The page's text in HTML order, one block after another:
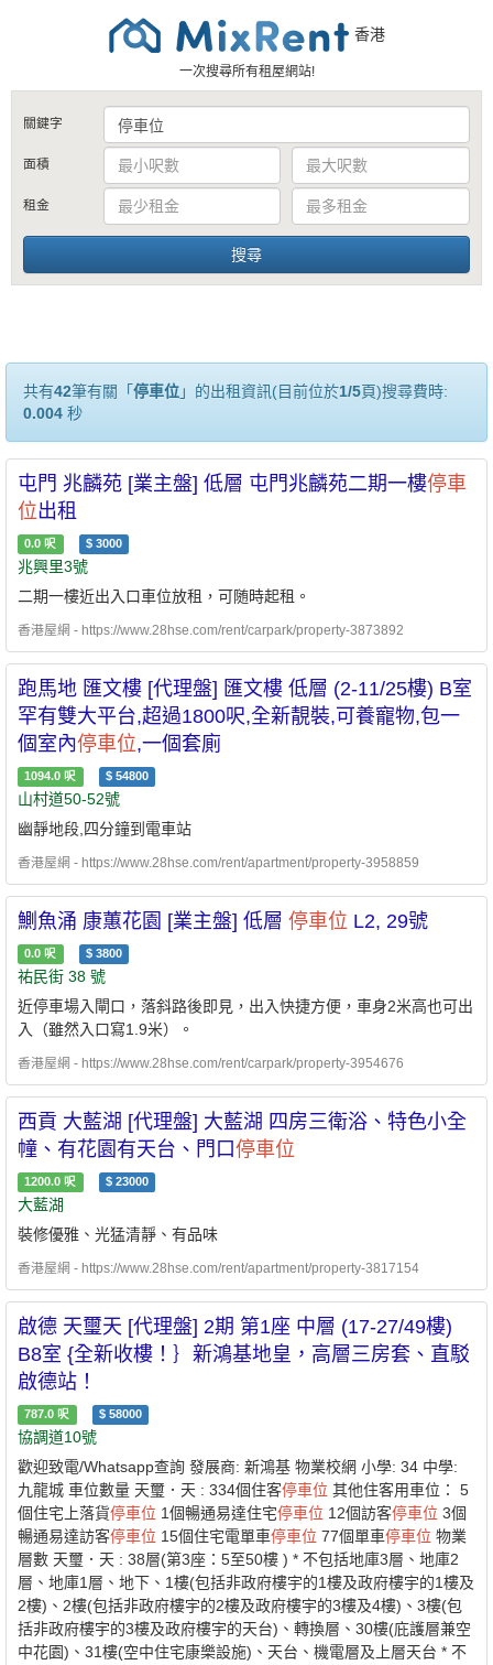
香港
一次搜尋所有租屋網站!
關鍵字
面積
租金
共有42筆有關「 停車位」的出租資訊(目前位於1/5頁)搜尋費時:
0.004 秒
屯門 兆麟苑 [業主盤] 低層 屯門兆麟苑二期一樓停車
位出租
0.0 呎 $ 3000
兆興里3號
二期一樓近出入口車位放租，可随時起租。
香港屋網 - https://www.28hse.com/rent/carpark/property-3873892
跑馬地 匯文樓 [代理盤] 匯文樓 低層 (2-11/25樓) B室
罕有雙大平台,超過1800呎,全新靚裝,可養寵物,包一
個室內停車位,一個套廁
1094.0 呎 $ 54800
山村道50-52號
幽靜地段,四分鐘到電車站
香港屋網 - https://www.28hse.com/rent/apartment/property-3958859
鰂魚涌 康蕙花園 [業主盤] 低層 停車位 L2, 29號
0.0 呎 $ 3800
祐民街 38 號
近停車場入閘口，落斜路後即見，出入快捷方便，車身2米高也可出
入（雖然入口寫1.9米）。
香港屋網 - https://www.28hse.com/rent/carpark/property-3954676
西貢 大藍湖 [代理盤] 大藍湖 四房三衛浴、特色小全
幢、有花園有天台、門口停車位
1200.0 呎 $ 23000
大藍湖
裝修優雅、光猛清靜、有品味
香港屋網 - https://www.28hse.com/rent/apartment/property-3817154
啟德 天璽天 [代理盤] 2期 第1座 中層 (17-27/49樓)
B8室 {全新收樓！｝新鴻基地皇，高層三房套、直駁
啟德站！
787.0 呎 $ 58000
協調道10號
歡迎致電/Whatsapp查詢 發展商: 新鴻基 物業校網 小學: 34 中學:
九龍城 車位數量 天璽．天 : 334個住客停車位 其他住客用車位： 5
個住宅上落貨停車位 1個暢通易達住宅停車位 12個訪客停車位 3個
暢通易達訪客停車位 15個住宅電單車停車位 77個單車停車位 物業
層數 天璽．天 : 38層(第3座：5至50樓 ) * 不包括地庫3層、地庫2
層、地庫1層、地下、1樓(包括非政府樓宇的1樓及政府樓宇的1樓及
2樓)、2樓(包括非政府樓宇的2樓及政府樓宇的3樓及4樓)、3樓(包
括非政府樓宇的3樓及政府樓宇的天台)、轉換層、30樓(庇護層兼空
中花園)、31樓(空中住宅康樂設施)、天台、機電層及上層天台 * 不